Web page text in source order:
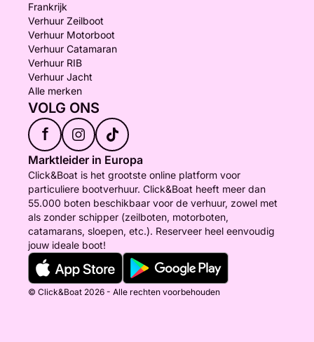
Frankrijk
Verhuur Zeilboot
Verhuur Motorboot
Verhuur Catamaran
Verhuur RIB
Verhuur Jacht
Alle merken
VOLG ONS
f
Marktleider in Europa
Click&Boat is het grootste online platform voor
particuliere bootverhuur. Click&Boat heeft meer dan
55.000 boten beschikbaar voor de verhuur, zowel met
als zonder schipper (zeilboten, motorboten,
catamarans, sloepen, etc.). Reserveer heel eenvoudig
jouw ideale boot!
© Click&Boat 2026 - Alle rechten voorbehouden